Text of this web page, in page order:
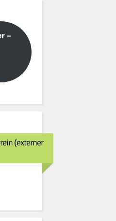
–
(externer